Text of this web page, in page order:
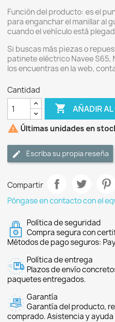
Función del producto: es el
para enganchar el manillar al
cuando el vehículo está
Si buscas más piezas o
patinete eléctrico Navee S65,
los encuentras en la web,
Cantidad
 AÑADIR
 Últimas unidades en
Escriba su propia reseña
Compartir
Póngase en contacto con el
Política de seguridad
Compra segura con
Métodos de pago seguros:
Política de entrega
Plazos de envío
paquetes entregados.
Garantía
Garantía del producto,
comprado. Asistencia y